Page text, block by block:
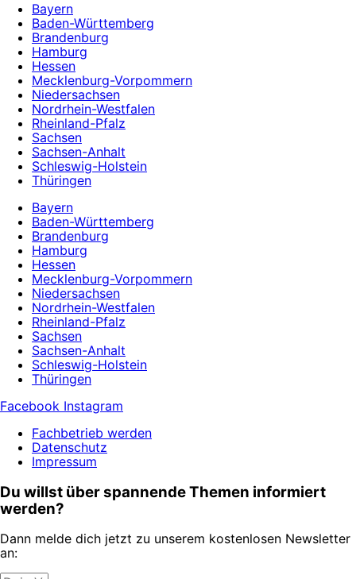
Bayern
Baden-Württemberg
Brandenburg
Hamburg
Hessen
Mecklenburg-Vorpommern
Niedersachsen
Nordrhein-Westfalen
Rheinland-Pfalz
Sachsen
Sachsen-Anhalt
Schleswig-Holstein
Thüringen
Bayern
Baden-Württemberg
Brandenburg
Hamburg
Hessen
Mecklenburg-Vorpommern
Niedersachsen
Nordrhein-Westfalen
Rheinland-Pfalz
Sachsen
Sachsen-Anhalt
Schleswig-Holstein
Thüringen
Facebook Instagram
Fachbetrieb werden
Datenschutz
Impressum
Du willst über spannende Themen informiert
werden?
Dann melde dich jetzt zu unserem kostenlosen Newsletter
an: